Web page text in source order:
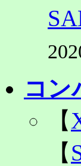
コン
【
【